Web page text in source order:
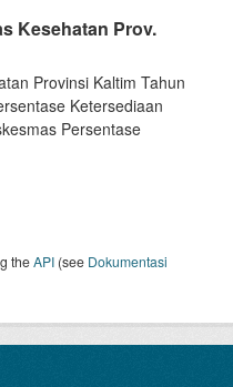
Kesehatan Prov.
Provinsi Kaltim Tahun
Ketersediaan
Persentase
theAPI (see Dokumentasi